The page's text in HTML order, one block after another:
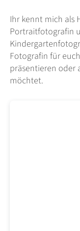
Ihr kennt mich als
Portraitfotografin
Fotografin für
präsentieren oder
möchtet.